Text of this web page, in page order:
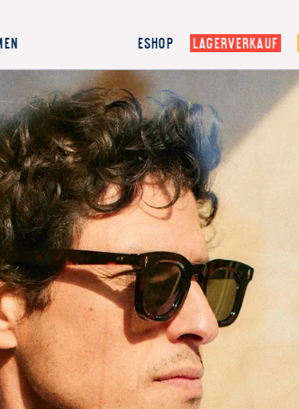
ESHOP LAGERVERKAUF